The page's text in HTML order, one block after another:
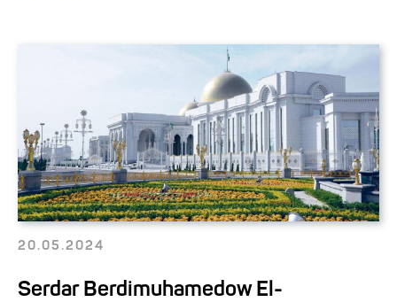
20.05.2024
Serdar Berdimuhamedow El-